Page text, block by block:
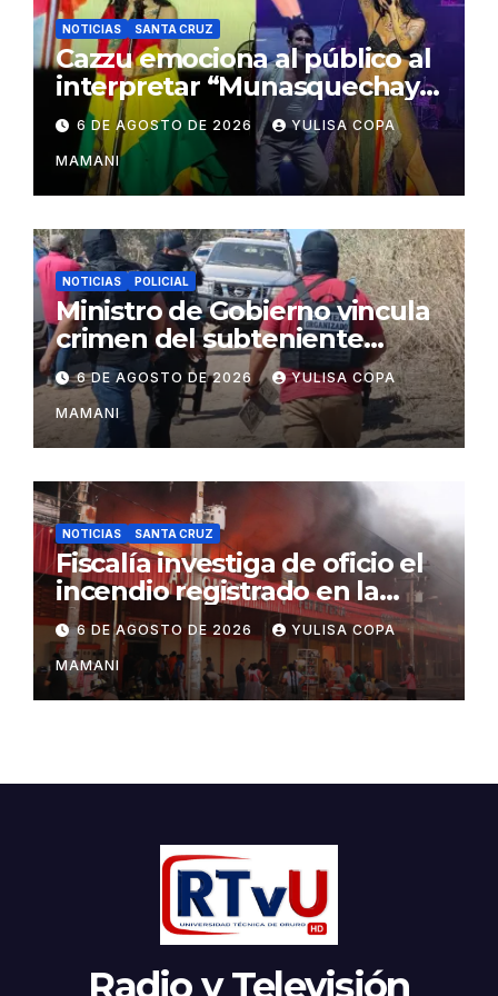
NOTICIAS SANTA CRUZ
Cazzu emociona al público al
interpretar “Munasquechay”
en su concierto en Santa
Cruz
6 DE AGOSTO DE 2026 YULISA COPA
MAMANI
NOTICIAS POLICIAL
Ministro de Gobierno vincula
crimen del subteniente
Salazar con la red de
Sebastián Marset
6 DE AGOSTO DE 2026 YULISA COPA
MAMANI
NOTICIAS SANTA CRUZ
Fiscalía investiga de oficio el
incendio registrado en la
feria Barrio Lindo
6 DE AGOSTO DE 2026 YULISA COPA
MAMANI
Radio y Televisión